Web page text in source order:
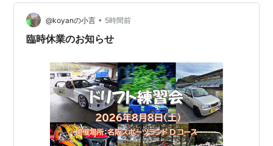
は、医療機関での輸液が必要となる。
やってはいけないこと
解熱鎮痛剤の投与
【準備しておくもの】
冷却剤（氷嚢、アイスパックなどと、冷水を作るた
めに十分な量の氷）
送風器具（送風できるものならば、団扇、扇風機、
服など、どのようなものでも可）
回は少し様子が違いました。 合宿そのものの疲労に、こ
の暑さが重なり、軽い熱中症のような状態になってしま
ったんです。 「若いから大丈夫」と、どこかで思ってい
@koyanの小言 • 5時間前
臨時休業のお知らせ